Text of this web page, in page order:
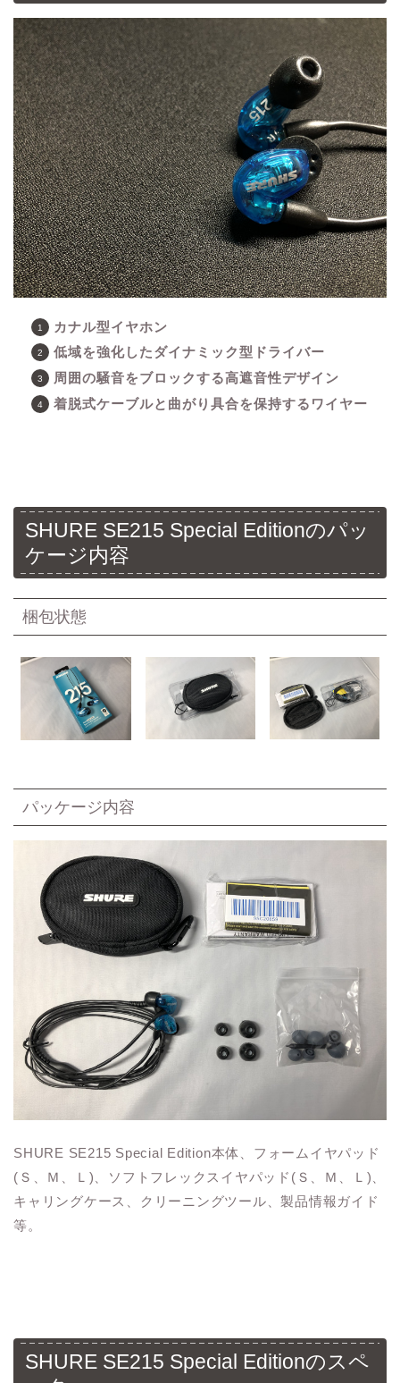
カナル型イヤホン
低域を強化したダイナミック型ドライバー
周囲の騒音をブロックする高遮音性デザイン
着脱式ケーブルと曲がり具合を保持するワイヤー
SHURE SE215 Special Editionのパッ
ケージ内容
梱包状態
パッケージ内容
SHURE SE215 Special Edition本体、フォームイヤパッド
(Ｓ、Ｍ、Ｌ)、ソフトフレックスイヤパッド(Ｓ、Ｍ、Ｌ)、
キャリングケース、クリーニングツール、製品情報ガイド
等。
SHURE SE215 Special Editionのスペ